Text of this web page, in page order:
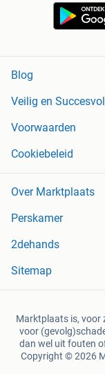
Blog
Veilig en Succesvol
Voorwaarden
Cookiebeleid
Over Marktplaats
Perskamer
2dehands
Sitemap
Marktplaats is, voor
voor
dan wel uit fouten
Copyright © 2026